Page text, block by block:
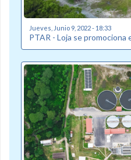
Jueves, Junio 9, 2022 - 18:33
PTAR - Loja se promociona